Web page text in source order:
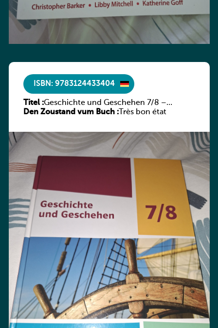
ISBN: 9783124433404
Titel :Geschichte und Geschehen 7/8 –
Rheinland-Pfalz
Den Zoustand vum Buch :Très bon état